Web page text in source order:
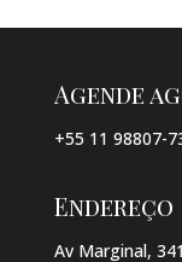
Agende
+55 11 98807-
Endereço
Av Marginal,